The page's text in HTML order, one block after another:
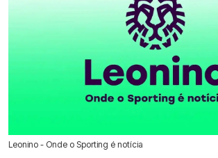
Leonino - Onde o Sporting é notícia